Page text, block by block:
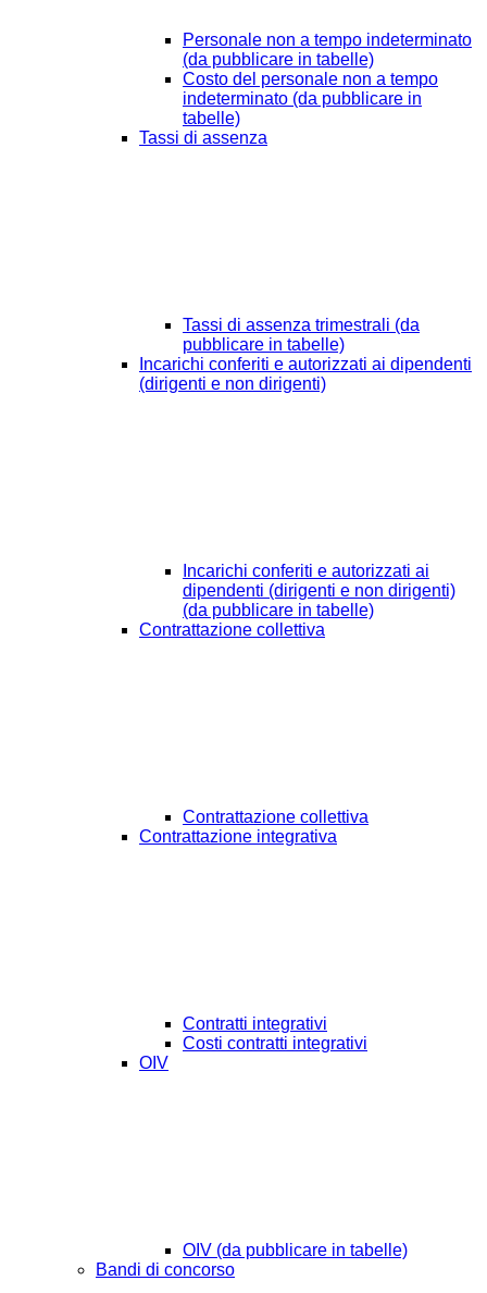
Personale non a tempo indeterminato
(da pubblicare in tabelle)
Costo del personale non a tempo
indeterminato (da pubblicare in
tabelle)
Tassi di assenza
Tassi di assenza trimestrali (da
pubblicare in tabelle)
Incarichi conferiti e autorizzati ai dipendenti
(dirigenti e non dirigenti)
Incarichi conferiti e autorizzati ai
dipendenti (dirigenti e non dirigenti)
(da pubblicare in tabelle)
Contrattazione collettiva
Contrattazione collettiva
Contrattazione integrativa
Contratti integrativi
Costi contratti integrativi
OIV
OIV (da pubblicare in tabelle)
Bandi di concorso